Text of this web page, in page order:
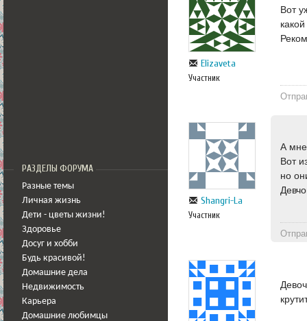
РАЗДЕЛЫ ФОРУМА
Разные темы
Личная жизнь
Дети - цветы жизни!
Здоровье
Досуг и хобби
Будь красивой!
Домашние дела
Недвижимость
Карьера
Домашние любимцы
Elizaveta
Участник
Вот
Shangri-La
Участник
А мне
Вот
но